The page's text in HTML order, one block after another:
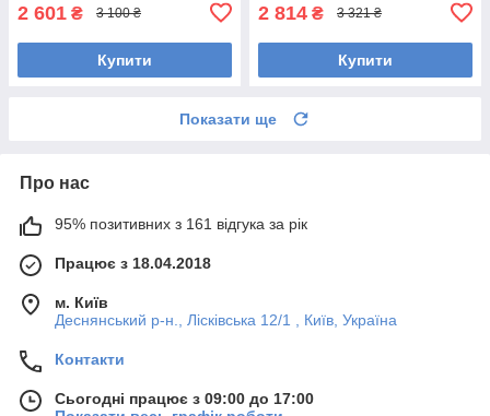
2 601 ₴ 3 100 ₴
Купити
2 814 ₴ 3 321 ₴
Купити
Показати ще
Про нас
95% позитивних з 161 відгука за рік
Працює з 18.04.2018
м. Київ
Деснянський р-н., Лісківська 12/1 , Київ, Україна
Контакти
Сьогодні працює з 09:00 до 17:00